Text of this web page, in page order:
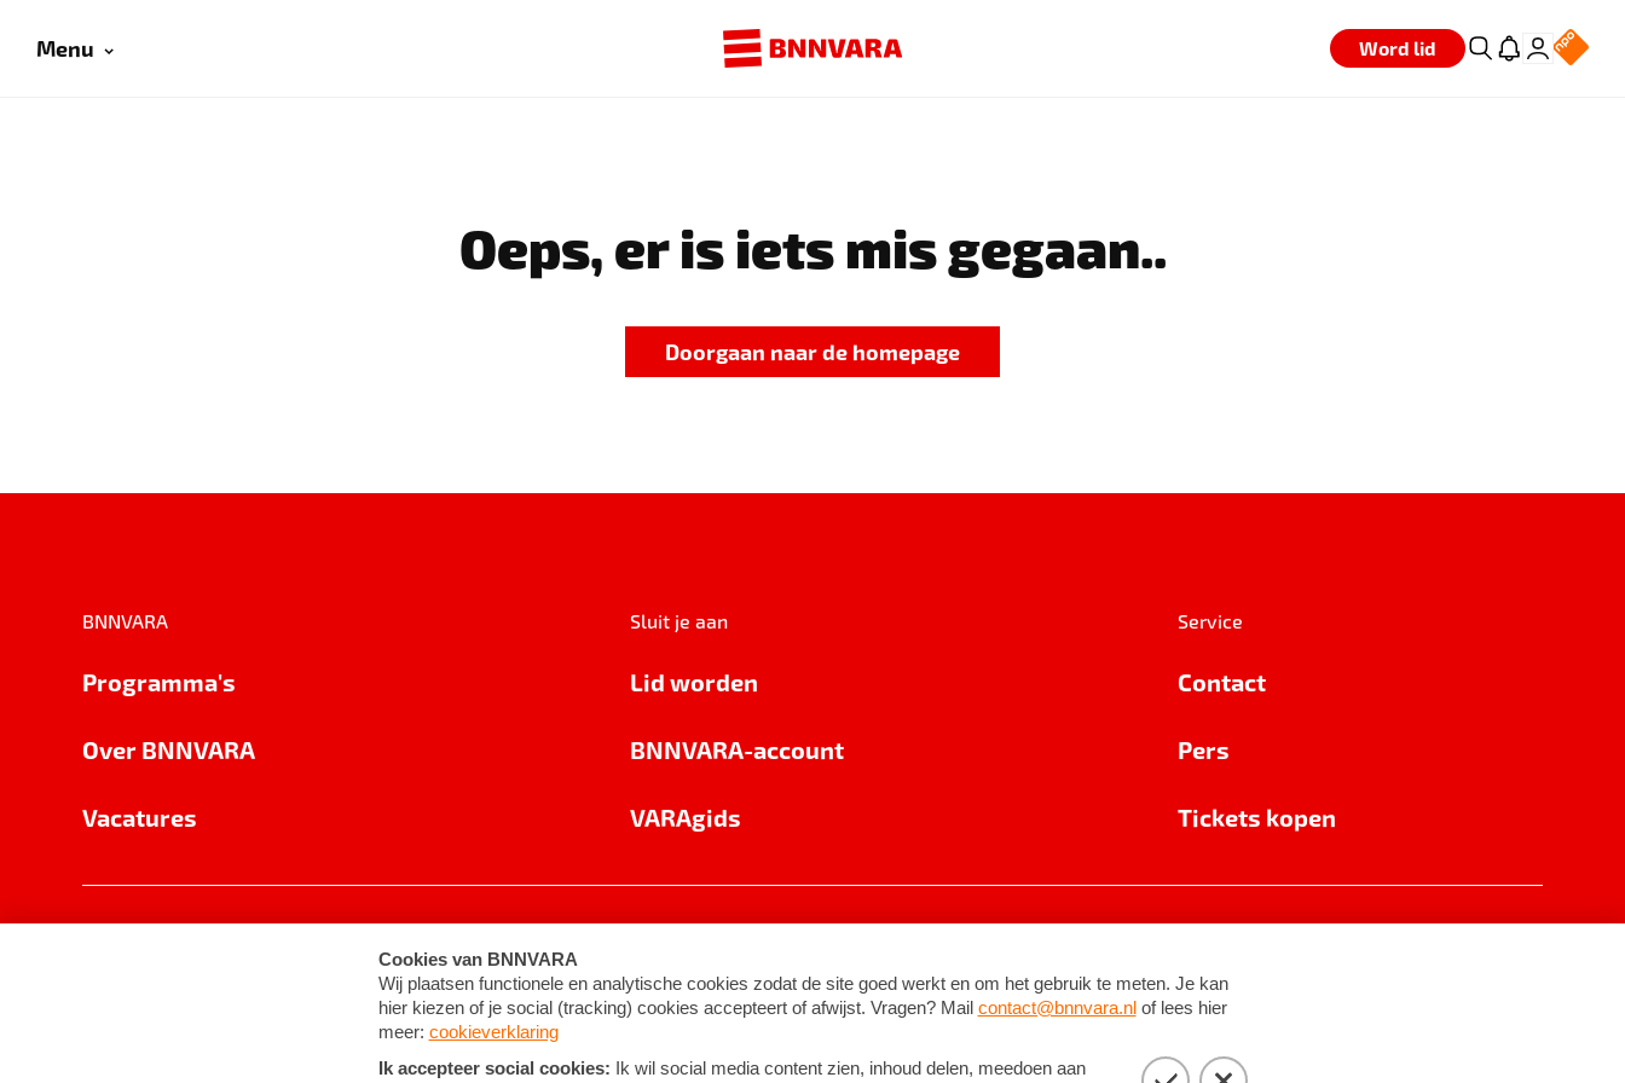
Menu Word lid
Oeps, er is iets mis gegaan..
Doorgaan naar de homepage
BNNVARA
Programma's
Over BNNVARA
Vacatures
Sluit je aan
Lid worden
BNNVARA-account
VARAgids
Service
Contact
Pers
Tickets kopen
Cookie-instellingen Algemene voorwaarden ©2026BNNVARA